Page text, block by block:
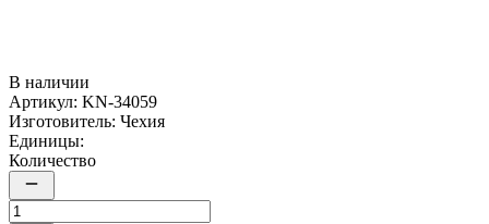
В наличии
Артикул: KN-34059
Изготовитель: Чехия
Единицы:
Количество